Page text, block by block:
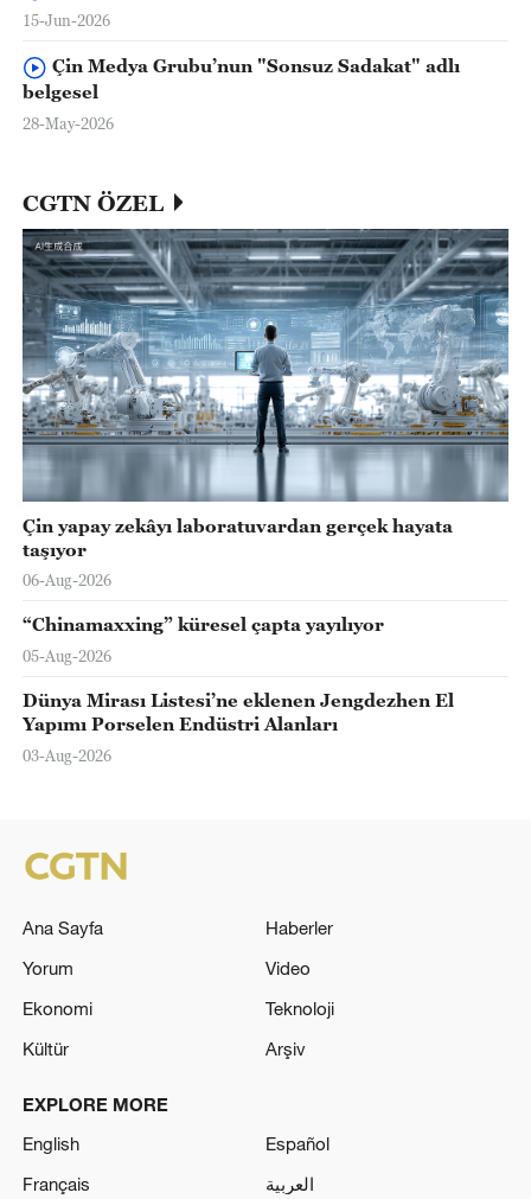
15-Jun-2026
Çin Medya Grubu’nun "Sonsuz Sadakat" adlı
belgesel
28-May-2026
CGTN ÖZEL
Çin yapay zekâyı laboratuvardan gerçek hayata
taşıyor
06-Aug-2026
“Chinamaxxing” küresel çapta yayılıyor
05-Aug-2026
Dünya Mirası Listesi’ne eklenen Jengdezhen El
Yapımı Porselen Endüstri Alanları
03-Aug-2026
Ana Sayfa
Haberler
Yorum
Video
Ekonomi
Teknoloji
Kültür
Arşiv
EXPLORE MORE
English
Español
Français
العربية